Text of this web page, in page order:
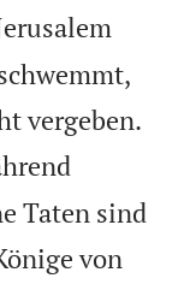
vergeben.
Taten sind
von